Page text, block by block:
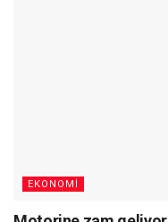
EKONOMI